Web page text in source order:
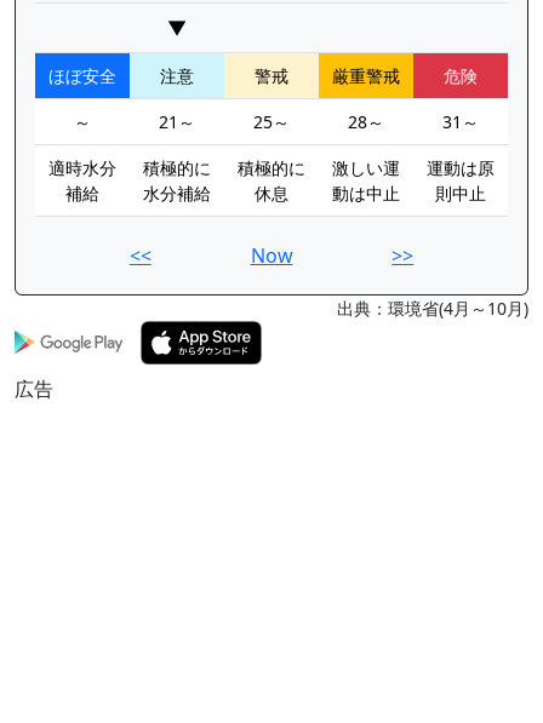
▼
ほぼ安全 注意 警戒 厳重警戒
危険
～
21～ 25～ 28～
31～
適時水分
補給
積極的に
水分補給
積極的に
休息
激しい運
動は中止
運動は原
則中止
<< Now >>
出典：環境省(4月～10月)
広告